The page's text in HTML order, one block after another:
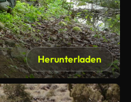
Herunterladen